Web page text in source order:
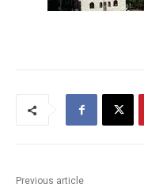
Previous article